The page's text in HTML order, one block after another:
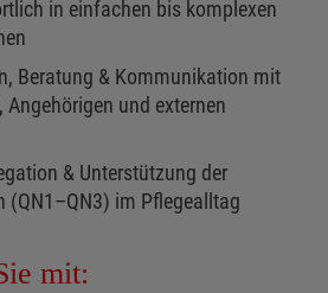
in einfachen bis komplexen
Beratung & Kommunikation mit
Angehörigen und externen
& Unterstützung der
(QN1–QN3) im Pflegealltag
mit: